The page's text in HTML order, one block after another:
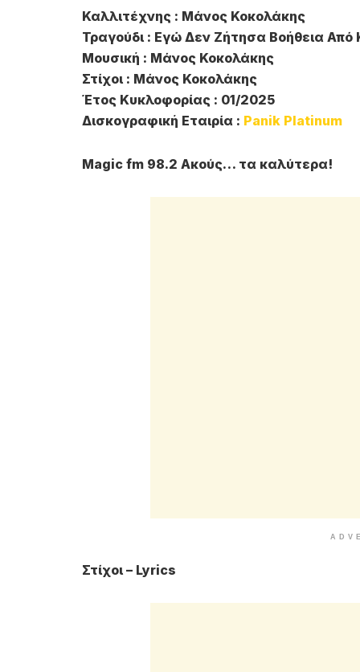
Καλλιτέχνης : Μάνος Κοκολάκης
Τραγούδι : Εγώ Δεν Ζήτησα Βοήθεια Από
Μουσική : Μάνος Κοκολάκης
Στίχοι : Μάνος Κοκολάκης
Έτος Κυκλοφορίας : 01/2025
Δισκογραφική Εταιρία : Panik Platinum
Magic fm 98.2 Ακούς… τα καλύτερα!
Στίχοι – Lyrics